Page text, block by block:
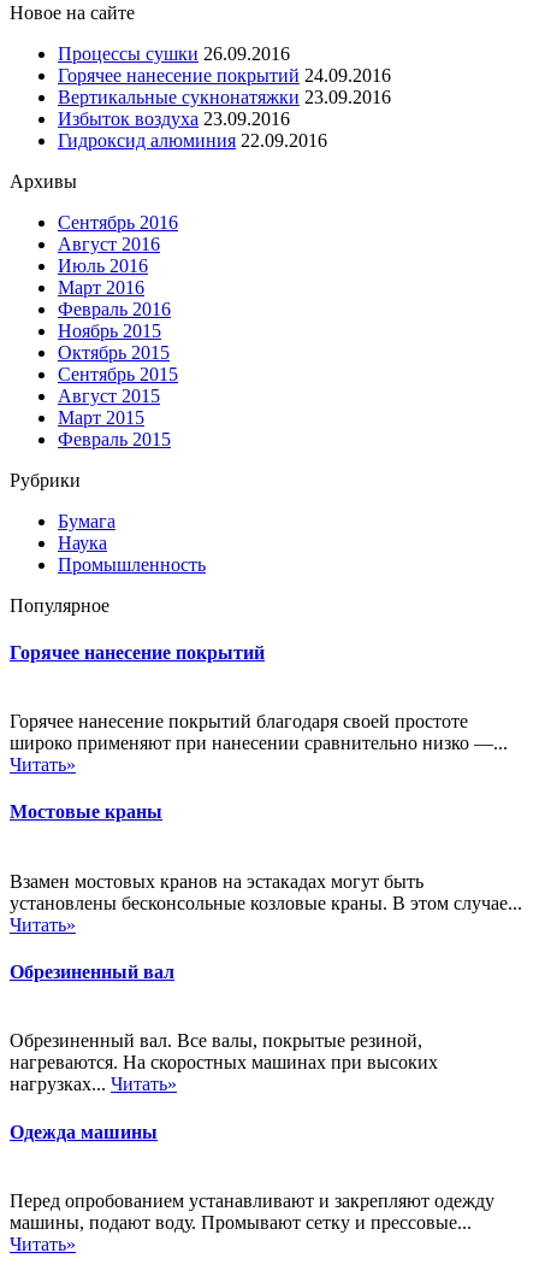
Новое на сайте
Процессы сушки 26.09.2016
Горячее нанесение покрытий 24.09.2016
Вертикальные сукнонатяжки 23.09.2016
Избыток воздуха 23.09.2016
Гидроксид алюминия 22.09.2016
Архивы
Сентябрь 2016
Август 2016
Июль 2016
Март 2016
Февраль 2016
Ноябрь 2015
Октябрь 2015
Сентябрь 2015
Август 2015
Март 2015
Февраль 2015
Рубрики
Бумага
Наука
Промышленность
Популярное
Горячее нанесение покрытий
Горячее нанесение покрытий благодаря своей простоте
широко применяют при нанесении сравнительно низко —...
Читать»
Мостовые краны
Взамен мостовых кранов на эстакадах могут быть
установлены бесконсольные козловые краны. В этом случае...
Читать»
Обрезиненный вал
Обрезиненный вал. Все валы, покрытые резиной,
нагреваются. На скоростных машинах при высоких
нагрузках... Читать»
Одежда машины
Перед опробованием устанавливают и закрепляют одежду
машины, подают воду. Промывают сетку и прессовые...
Читать»